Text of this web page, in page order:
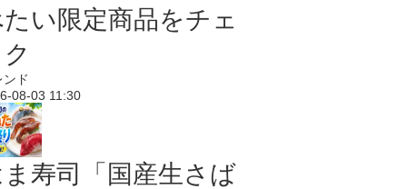
い限定商品をチェ
ンド
08-03 11:30
寿司「国産生さば